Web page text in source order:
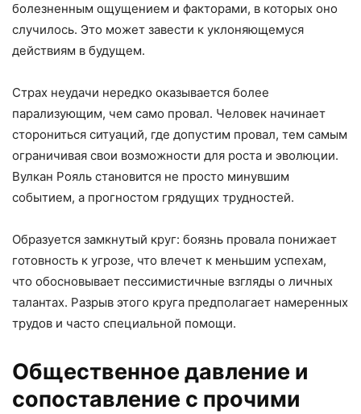
болезненным ощущением и факторами, в которых оно
случилось. Это может завести к уклоняющемуся
действиям в будущем.
Страх неудачи нередко оказывается более
парализующим, чем само провал. Человек начинает
сторониться ситуаций, где допустим провал, тем самым
ограничивая свои возможности для роста и эволюции.
Вулкан Рояль становится не просто минувшим
событием, а прогностом грядущих трудностей.
Образуется замкнутый круг: боязнь провала понижает
готовность к угрозе, что влечет к меньшим успехам,
что обосновывает пессимистичные взгляды о личных
талантах. Разрыв этого круга предполагает намеренных
трудов и часто специальной помощи.
Общественное давление и
сопоставление с прочими